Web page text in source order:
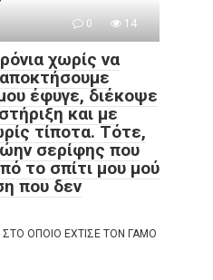
0 14
χωρίς να
έφυγε, διέκοψε
και με
τίποτα. Τότε,
σερίφης που
το σπίτι μου μού
που δεν
ΟΠΟΙΟ ΕΧΤΙΣΕ ΤΟΝ ΓΑΜΟ